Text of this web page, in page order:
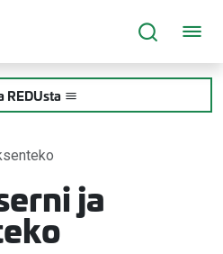
REDUsta
ja